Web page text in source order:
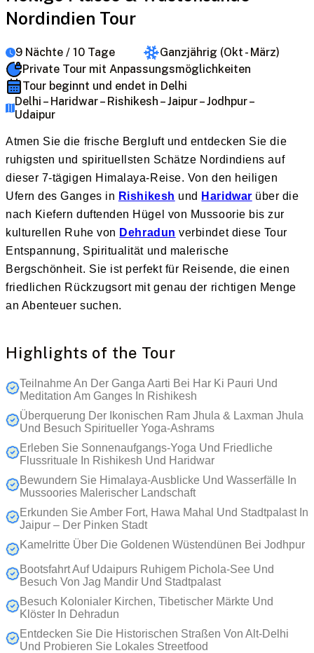
Nordindien Tour
9 Nächte / 10 Tage
Ganzjährig (Okt - März)
Private Tour mit Anpassungsmöglichkeiten
Tour beginnt und endet in Delhi
Delhi – Haridwar – Rishikesh – Jaipur – Jodhpur –
Udaipur
Atmen Sie die frische Bergluft und entdecken Sie die
ruhigsten und spirituellsten Schätze Nordindiens auf
dieser 7-tägigen Himalaya-Reise. Von den heiligen
Ufern des Ganges in Rishikesh und Haridwar über die
nach Kiefern duftenden Hügel von Mussoorie bis zur
kulturellen Ruhe von Dehradun verbindet diese Tour
Entspannung, Spiritualität und malerische
Bergschönheit. Sie ist perfekt für Reisende, die einen
friedlichen Rückzugsort mit genau der richtigen Menge
an Abenteuer suchen.
Highlights of the Tour
Teilnahme An Der Ganga Aarti Bei Har Ki Pauri Und
Meditation Am Ganges In Rishikesh
Überquerung Der Ikonischen Ram Jhula & Laxman Jhula
Und Besuch Spiritueller Yoga-Ashrams
Erleben Sie Sonnenaufgangs-Yoga Und Friedliche
Flussrituale In Rishikesh Und Haridwar
Bewundern Sie Himalaya-Ausblicke Und Wasserfälle In
Mussoories Malerischer Landschaft
Erkunden Sie Amber Fort, Hawa Mahal Und Stadtpalast In
Jaipur – Der Pinken Stadt
Kamelritte Über Die Goldenen Wüstendünen Bei Jodhpur
Bootsfahrt Auf Udaipurs Ruhigem Pichola-See Und
Besuch Von Jag Mandir Und Stadtpalast
Besuch Kolonialer Kirchen, Tibetischer Märkte Und
Klöster In Dehradun
Entdecken Sie Die Historischen Straßen Von Alt-Delhi
Und Probieren Sie Lokales Streetfood